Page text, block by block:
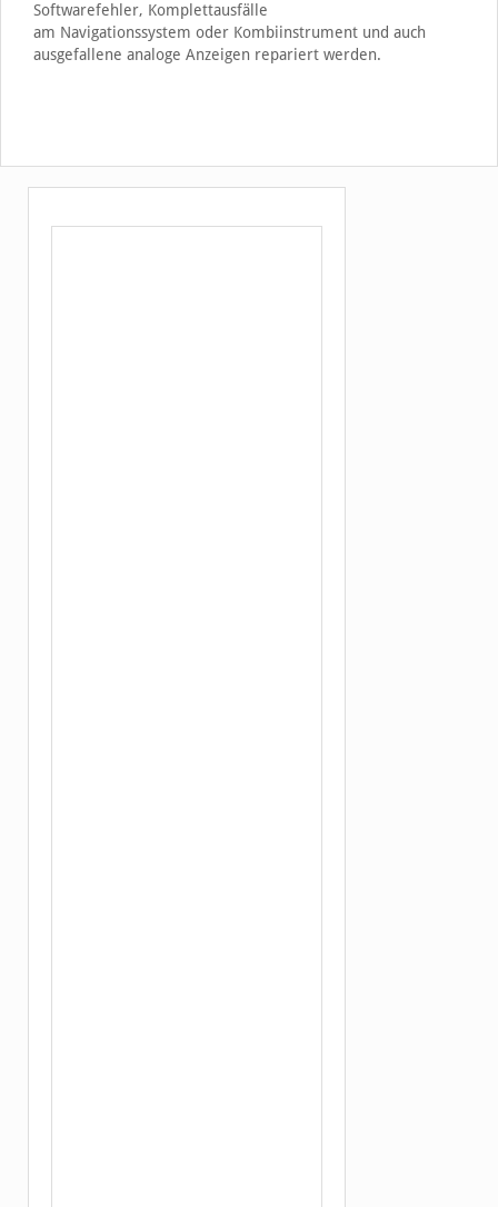
Softwarefehler, Komplettausfälle
am Navigationssystem oder Kombiinstrument und auch
ausgefallene analoge Anzeigen repariert werden.